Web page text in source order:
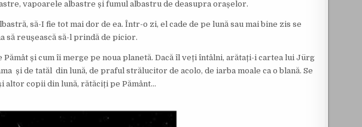
vapoarele albastre și fumul albastru de deasupra orașelor.
să-I fie tot mai dor de ea. Într-o zi, el cade de pe lună sau mai bine zis se
să reușească să-l prindă de picior.
și cum îi merge pe noua planetă. Dacă îl veți întâlni, arătați-i cartea lui Jürg
și de tatăl din lună, de praful strălucitor de acolo, de iarba moale ca o blană. Se
altor copii din lună, rătăciți pe Pământ…